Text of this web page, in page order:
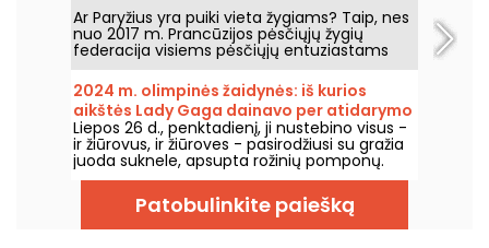
Ar Paryžius yra puiki vieta žygiams? Taip, nes
nuo 2017 m. Prancūzijos pėsčiųjų žygių
federacija visiems pėsčiųjų entuziastams
atvėrė visiškai pažymėtą maršrutą aplink
Paryžių.
2024 m. olimpinės žaidynės: iš kurios
aikštės Lady Gaga dainavo per atidarymo
ceremoniją?
Liepos 26 d., penktadienį, ji nustebino visus -
ir žiūrovus, ir žiūroves - pasirodžiusi su gražia
juoda suknele, apsupta rožinių pomponų.
Tačiau kur buvo dainininkė? Ar ši vieta atvira
Patobulinkite paiešką